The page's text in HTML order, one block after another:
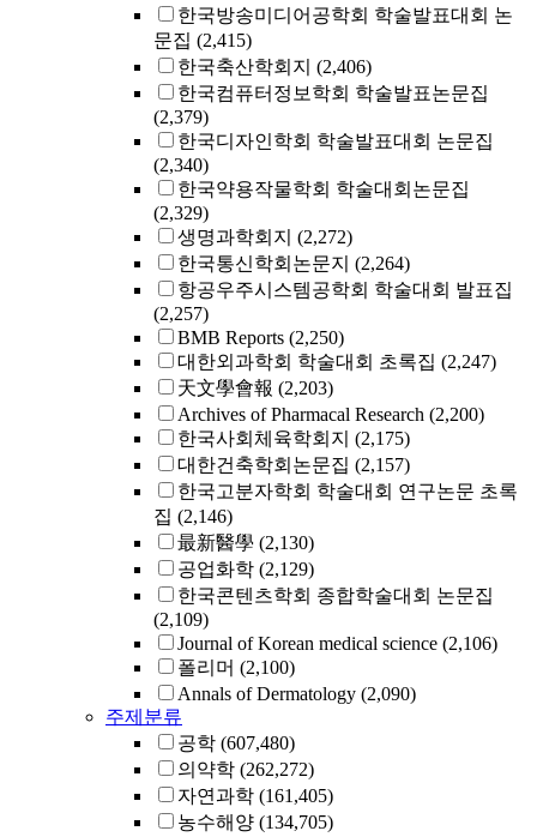
한국방송미디어공학회 학술발표대회 논
문집 (2,415)
한국축산학회지 (2,406)
한국컴퓨터정보학회 학술발표논문집
(2,379)
한국디자인학회 학술발표대회 논문집
(2,340)
한국약용작물학회 학술대회논문집
(2,329)
생명과학회지 (2,272)
한국통신학회논문지 (2,264)
항공우주시스템공학회 학술대회 발표집
(2,257)
BMB Reports (2,250)
대한외과학회 학술대회 초록집 (2,247)
天文學會報 (2,203)
Archives of Pharmacal Research (2,200)
한국사회체육학회지 (2,175)
대한건축학회논문집 (2,157)
한국고분자학회 학술대회 연구논문 초록
집 (2,146)
最新醫學 (2,130)
공업화학 (2,129)
한국콘텐츠학회 종합학술대회 논문집
(2,109)
Journal of Korean medical science (2,106)
폴리머 (2,100)
Annals of Dermatology (2,090)
주제분류
공학 (607,480)
의약학 (262,272)
자연과학 (161,405)
농수해양 (134,705)